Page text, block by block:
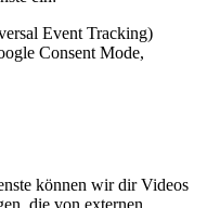
Event Tracking)
Consent Mode,
können wir dir Videos
die von externen